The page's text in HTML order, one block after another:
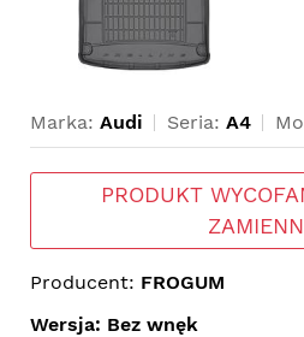
Marka: Audi Seria: A4
PRODUKT
Producent: FROGUM
Wersja: Bez wnęk